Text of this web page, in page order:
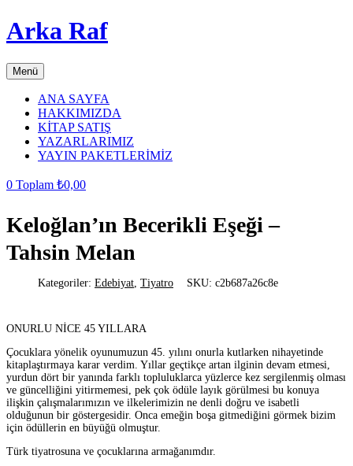
Arka Raf
Menü
ANA SAYFA
HAKKIMIZDA
KİTAP SATIŞ
YAZARLARIMIZ
YAYIN PAKETLERİMİZ
0 Toplam ₺0,00
Keloğlan’ın Becerikli Eşeği –
Tahsin Melan
Kategoriler: Edebiyat, Tiyatro SKU: c2b687a26c8e
ONURLU NİCE 45 YILLARA
Çocuklara yönelik oyunumuzun 45. yılını onurla kutlarken nihayetinde
kitaplaştırmaya karar verdim. Yıllar geçtikçe artan ilginin devam etmesi,
yurdun dört bir yanında farklı topluluklarca yüzlerce kez sergilenmiş olması
ve güncelliğini yitirmemesi, pek çok ödüle layık görülmesi bu konuya
ilişkin çalışmalarımızın ve ilkelerimizin ne denli doğru ve isabetli
olduğunun bir göstergesidir. Onca emeğin boşa gitmediğini görmek bizim
için ödüllerin en büyüğü olmuştur.
Türk tiyatrosuna ve çocuklarına armağanımdır.